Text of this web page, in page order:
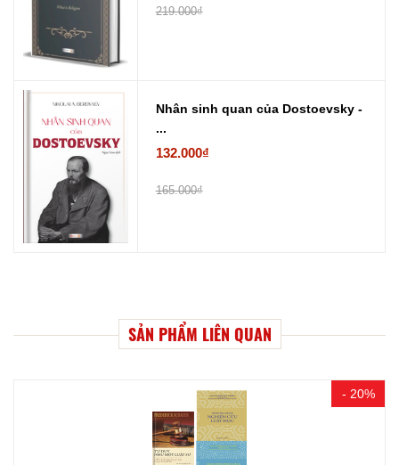
219.000₫
Nhân sinh quan của Dostoevsky -
...
132.000₫
165.000₫
SẢN PHẨM LIÊN QUAN
- 20%